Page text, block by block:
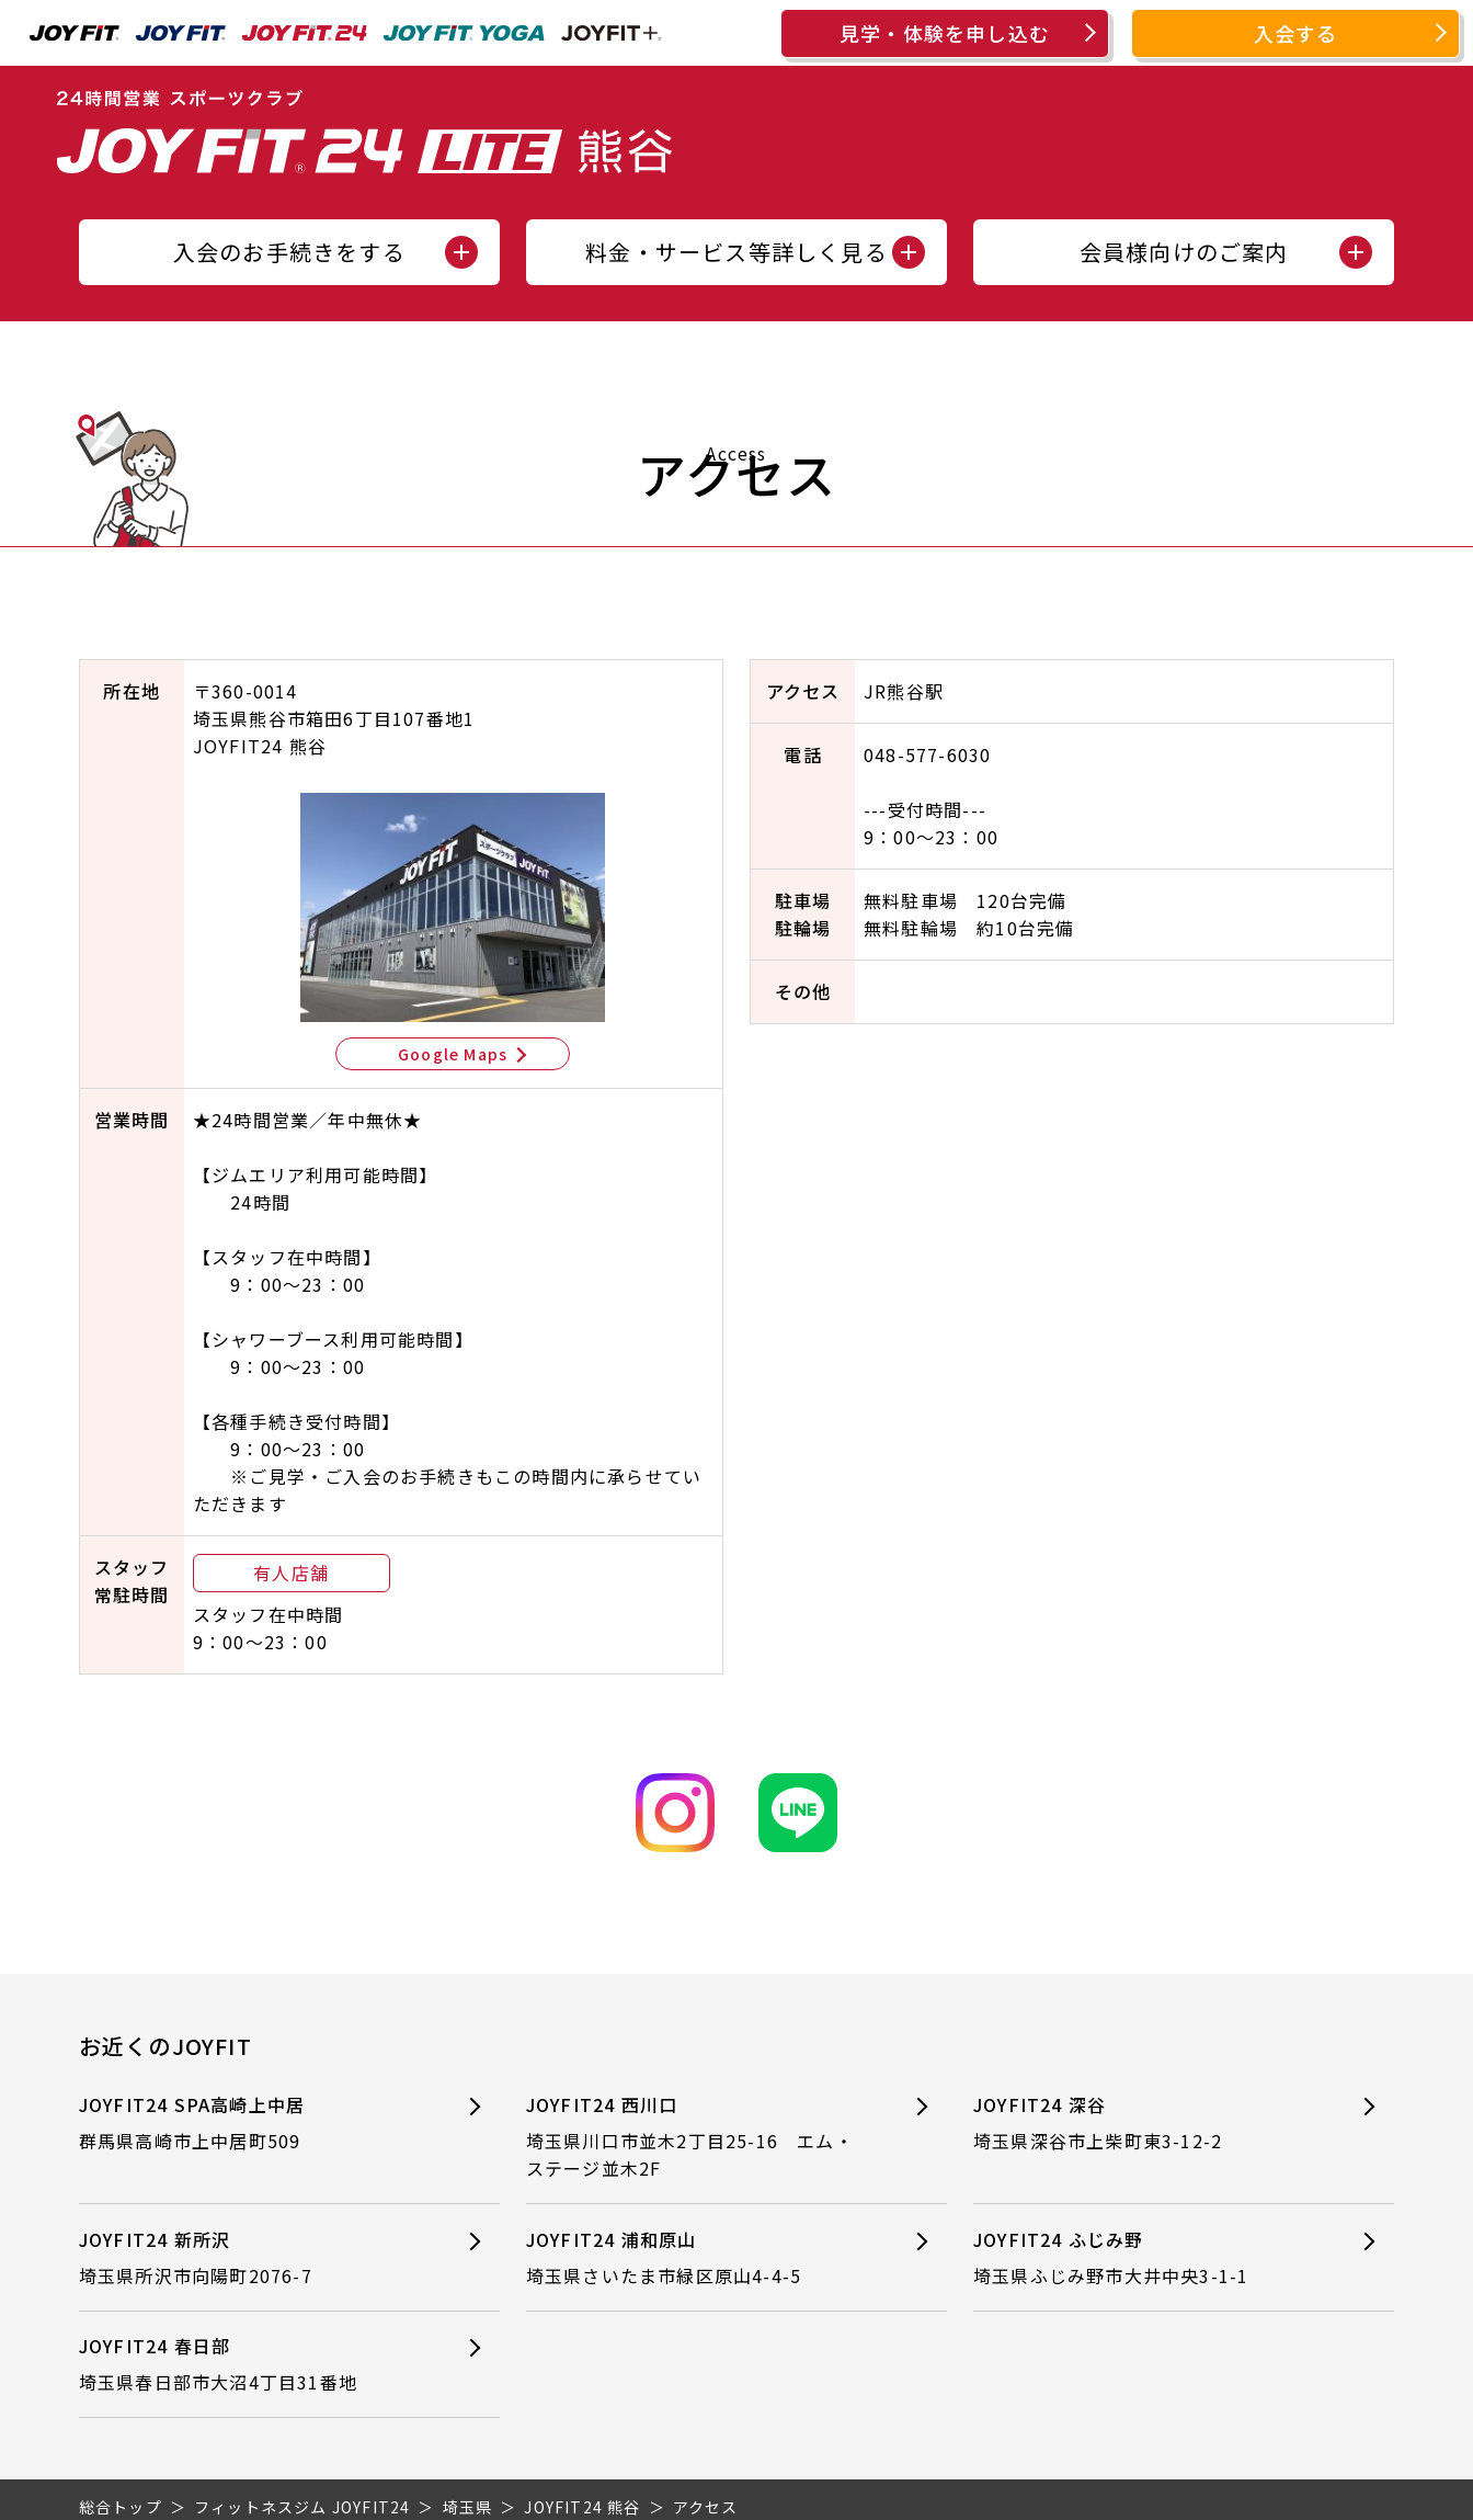
見学・体験を申し込む 入会する
入会のお手続きをする 料金・サービス等詳しく見る 会員様向けのご案内
Access
アクセス
所在地
〒360-0014
埼玉県熊谷市箱田6丁目107番地1
JOYFIT24 熊谷
Google Maps
営業時間 ★24時間営業／年中無休★
【ジムエリア利用可能時間】
24時間
【スタッフ在中時間】
9：00～23：00
【シャワーブース利用可能時間】
9：00～23：00
【各種手続き受付時間】
9：00～23：00
※ご見学・ご入会のお手続きもこの時間内に承らせてい
ただきます
スタッフ
常駐時間
有人店舗
スタッフ在中時間
9：00～23：00
アクセス JR熊谷駅
電話 048-577-6030
---受付時間---
9：00～23：00
駐車場
駐輪場
無料駐車場 120台完備
無料駐輪場 約10台完備
その他
お近くのJOYFIT
JOYFIT24 SPA高崎上中居
群馬県高崎市上中居町509
JOYFIT24 西川口
埼玉県川口市並木2丁目25-16 エム・
ステージ並木2F
JOYFIT24 深谷
埼玉県深谷市上柴町東3-12-2
JOYFIT24 新所沢
埼玉県所沢市向陽町2076-7
JOYFIT24 浦和原山
埼玉県さいたま市緑区原山4-4-5
JOYFIT24 ふじみ野
埼玉県ふじみ野市大井中央3-1-1
JOYFIT24 春日部
埼玉県春日部市大沼4丁目31番地
総合トップ フィットネスジム JOYFIT24 埼玉県 JOYFIT24 熊谷 アクセス